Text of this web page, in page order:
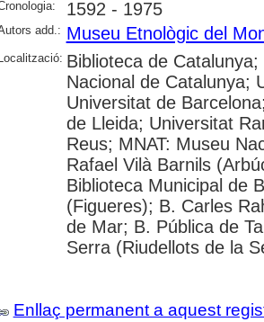
1592 - 1975
add.: Museu Etnològic del
Biblioteca de
Nacional de Catalunya;
Universitat de
de Lleida; Universitat
Reus; MNAT: Museu
Rafael Vilà Barnils
Biblioteca Municipal de
(Figueres); B. Carles
de Mar; B. Pública de
Serra (Riudellots de la
Enllaç permanent a aquest